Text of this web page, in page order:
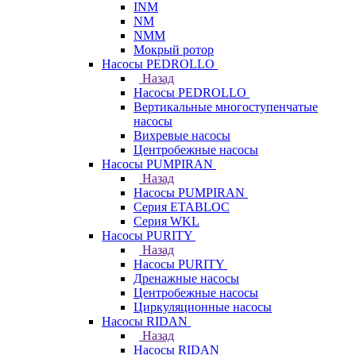
INM
NM
NMM
Мокрый ротор
Насосы PEDROLLO
Назад
Насосы PEDROLLO
Вертикальные многоступенчатые
насосы
Вихревые насосы
Центробежные насосы
Насосы PUMPIRAN
Назад
Насосы PUMPIRAN
Серия ETABLOC
Серия WKL
Насосы PURITY
Назад
Насосы PURITY
Дренажные насосы
Центробежные насосы
Циркуляционные насосы
Насосы RIDAN
Назад
Насосы RIDAN